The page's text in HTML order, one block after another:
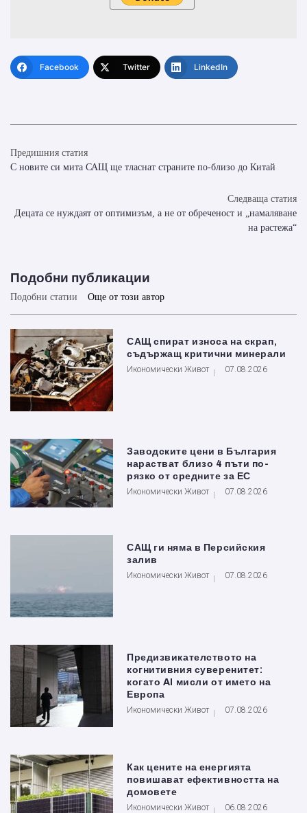
Facebook Twitter LinkedIn
Предишния статия
С новите си мита САЩ ще тласнат страните по-близо до Китай
Следваща статия
Децата се нуждаят от оптимизъм, а не от обреченост и „намаляване
на растежа“
Подобни публикации
Подобни статии Още от този автор
САЩ спират износа на скрап,
съдържащ критични минерали
Икономически Живот 07.08.2026
Заводските цени в България
нарастват близо 4 пъти по-
рязко от средните за ЕС
Икономически Живот 07.08.2026
САЩ ги няма в Персийския
залив
Икономически Живот 07.08.2026
Предизвикателството на
когнитивния суверенитет:
когато AI мисли от името на
Европа
Икономически Живот 07.08.2026
Как цените на енергията
повишават ефективността на
домовете
Икономически Живот 06.08.2026